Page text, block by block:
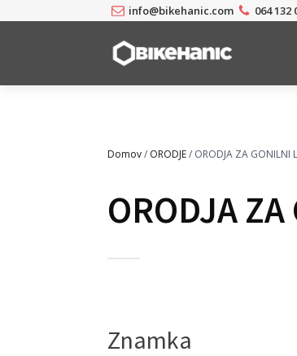
info@bikehanic.com 064 132
Domov/ ORODJE/ ORODJA ZA GONILNI
ORODJA
Znamka